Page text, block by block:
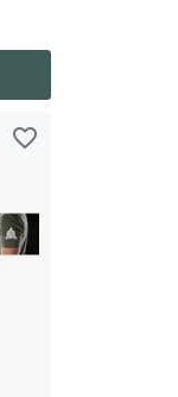
favorite_border